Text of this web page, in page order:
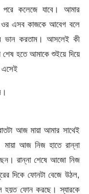
কলেজে যাবে। আমার
এসব কাজকে আবেগ বলে
ভান করতাম। আসলেই কী
হতে আমাকে শুইয়ে দিয়ে
এসেই
আজ মায়া আমার সাথেই
আজ নিজ হাতে রান্না
রান্না শেষে আজো নিজ
দিকে ফোনটা বেজে উঠল,
হয়ত ফোন করছে। স্যারকে